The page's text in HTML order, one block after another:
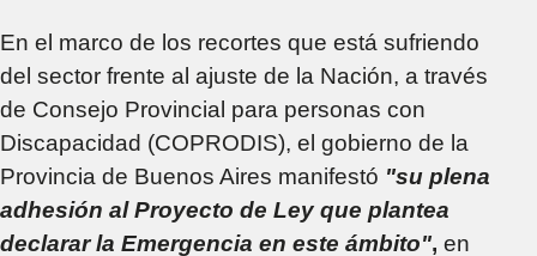
En el marco de los recortes que está sufriendo
del sector frente al ajuste de la Nación, a través
de Consejo Provincial para personas con
Discapacidad (COPRODIS), el gobierno de la
Provincia de Buenos Aires manifestó "su plena
adhesión al Proyecto de Ley que plantea
declarar la Emergencia en este ámbito", en